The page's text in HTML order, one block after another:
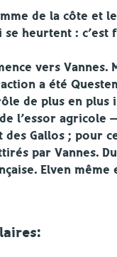
de la côte et
heurtent : c’est
vers Vannes.
a été
de plus en plus
l’essor agricole
Gallos ; pour
par Vannes.
Elven